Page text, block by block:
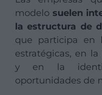
modelo suelen
la estructura de
que participa en
estratégicas, en
y en la
oportunidades de